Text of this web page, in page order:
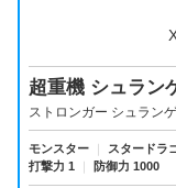
超重機 シュラン
ストロンガー シュラン
モンスター スタードラ
打撃力 1
防御力 1000